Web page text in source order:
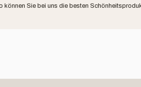
können Sie bei uns die besten